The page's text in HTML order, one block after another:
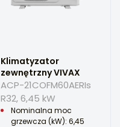
Klimatyzator
zewnętrzny VIVAX
ACP-21COFM60AERIs
R32, 6,45 kW
Nominalna moc
grzewcza (kW): 6,45